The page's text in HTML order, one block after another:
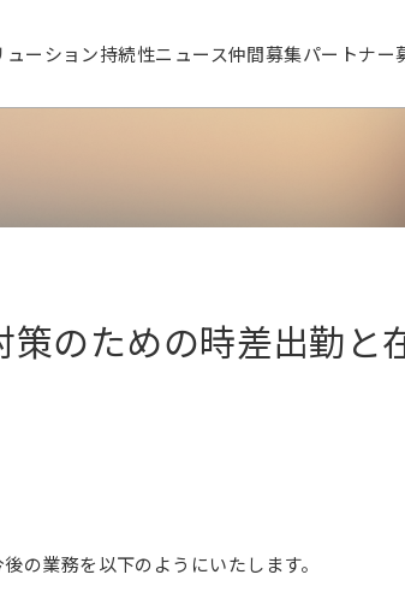
ーション持続性ニュース仲間募集パートナー
のための時差出勤と
の業務を以下のようにいたします。